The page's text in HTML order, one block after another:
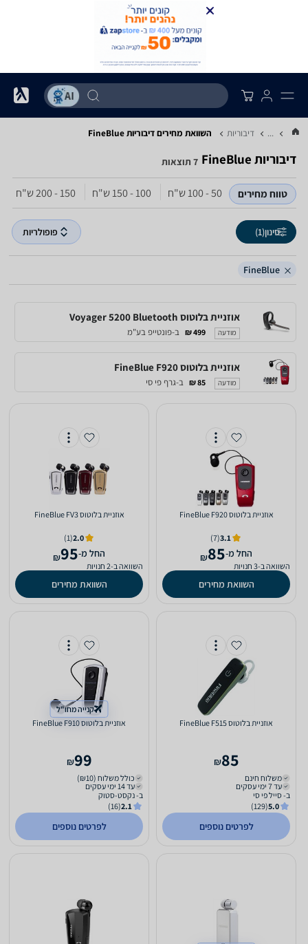
... דיבוריות השוואת מחירים דיבוריות ‏FineBlue
דיבוריות ‏FineBlue 7 תוצאות
טווח מחירים 50 - 100‏ ש"ח 100 - 150‏ ש"ח 150 - 200‏ ש"ח
סינון(1) פופולריות
FineBlue
אוזניית בלוטוס Voyager 5200 Bluetooth
מודעה 499 ₪ ב-פונטייפ בע"מ
אוזניית בלוטוס FineBlue F920
מודעה 85 ₪ ב-גרף פי סי
‏אוזניית בלוטוס FineBlue F920
3.1
(7)
‫החל מ-85
₪
השוואה ב-3 חנויות
השוואת מחירים
‏אוזניית בלוטוס FineBlue FV3
2.0
(1)
‫החל מ-95
₪
השוואה ב-2 חנויות
השוואת מחירים
‏אוזניית בלוטוס FineBlue F515
85
₪
משלוח חינם
עד 7 ימי עסקים
ב- סייל פי סי
5.0
(129)
לפרטים נוספים
קנייה מחו"ל
‏אוזניית בלוטוס FineBlue F910
99
₪
כולל משלוח (₪10)
עד 14 ימי עסקים
ב- נקסט-סטוק
2.1
(16)
לפרטים נוספים